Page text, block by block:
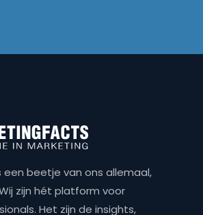
beetje van ons allemaal,
zijn hét platform voor
Het zijn de insights,